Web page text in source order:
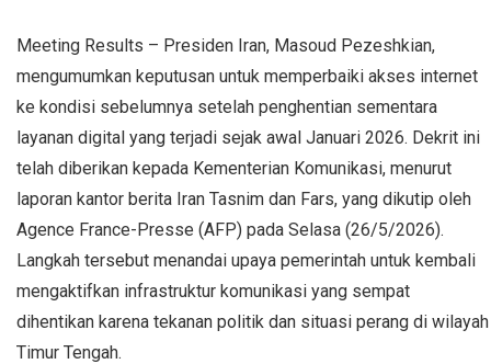
Meeting Results – Presiden Iran, Masoud Pezeshkian,
mengumumkan keputusan untuk memperbaiki akses internet
ke kondisi sebelumnya setelah penghentian sementara
layanan digital yang terjadi sejak awal Januari 2026. Dekrit ini
telah diberikan kepada Kementerian Komunikasi, menurut
laporan kantor berita Iran Tasnim dan Fars, yang dikutip oleh
Agence France-Presse (AFP) pada Selasa (26/5/2026).
Langkah tersebut menandai upaya pemerintah untuk kembali
mengaktifkan infrastruktur komunikasi yang sempat
dihentikan karena tekanan politik dan situasi perang di wilayah
Timur Tengah.